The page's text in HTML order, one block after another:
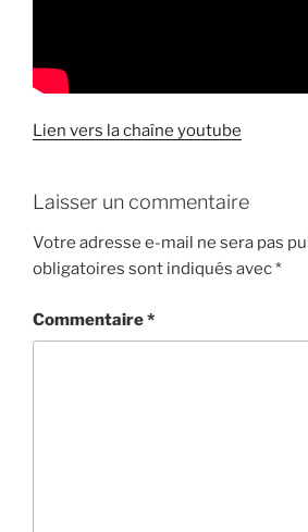
Lien vers la chaîne youtube
Laisser un commentaire
Votre adresse e-mail ne sera pas
obligatoires sont indiqués avec*
Commentaire*